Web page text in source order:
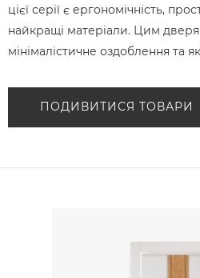
цієї серії є ергономічність,
найкращі матеріали. Цим
мінімалістичне оздоблення та
ПОДИВИТИСЯ ТОВАРИ